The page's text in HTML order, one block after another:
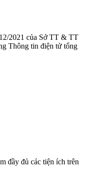
2021 của Sở TT & TT
Thông tin điện tử tổng
đầy đủ các tiện ích trên